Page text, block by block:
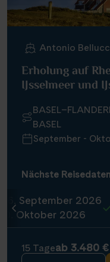
Antonio
Erholung auf
IJsselmeer und
BASEL
September -
Nächste Reisedaten
26. September 2026
10. Oktober 2026
15 Tageab 3.480 €